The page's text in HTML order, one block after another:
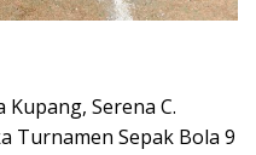
Kupang, Serena C.
Turnamen Sepak Bola 9